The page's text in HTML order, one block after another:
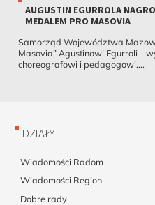
AUGUSTIN EGURROLA
MEDALEM PRO MASOVIA
Samorząd Województwa
Masovia” Agustinowi Egurroli –
choreografowi i pedagogowi,...
DZIAŁY
Wiadomości Radom
Wiadomości Region
Dobre rady